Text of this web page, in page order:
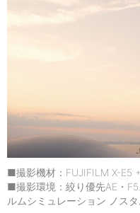
■撮影機材：FUJIFILM X-E5
■撮影環境：絞り優先AE・
ルムシミュレーション ノス